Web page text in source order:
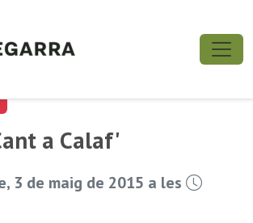
a Calaf'
3 de maig de 2015 a les